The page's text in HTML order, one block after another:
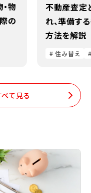
物
の
不動産査定
れ、準備す
方法を解説
# 住み替え
て見る